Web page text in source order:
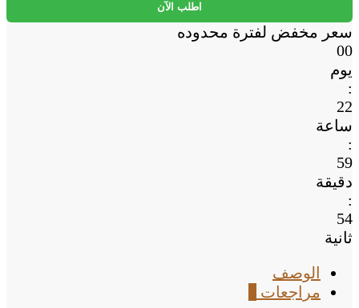
لاسلكي
Mukinta
عامين
اطلب الآن
سعر مخفض لفترة محدوده
00
يوم
:
22
ساعة
:
59
دقيقة
:
54
ثانية
الوصف
مراجعات